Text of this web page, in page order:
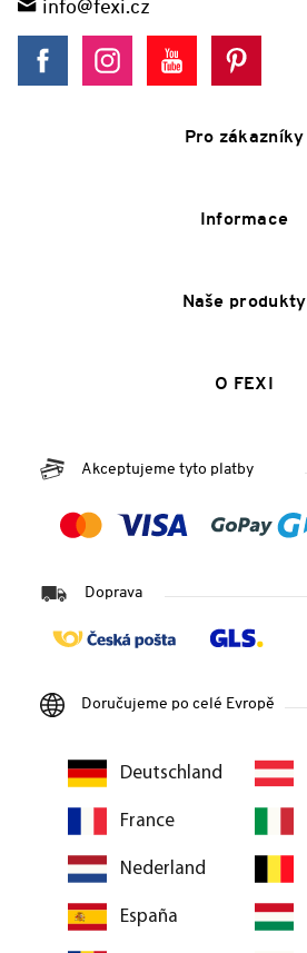
info@fexi.cz
Pro zákazníky
Informace
Naše produkty
O FEXI
Akceptujeme tyto platby
Doprava
Doručujeme po celé Evropě
Deutschland
France
Nederland
España